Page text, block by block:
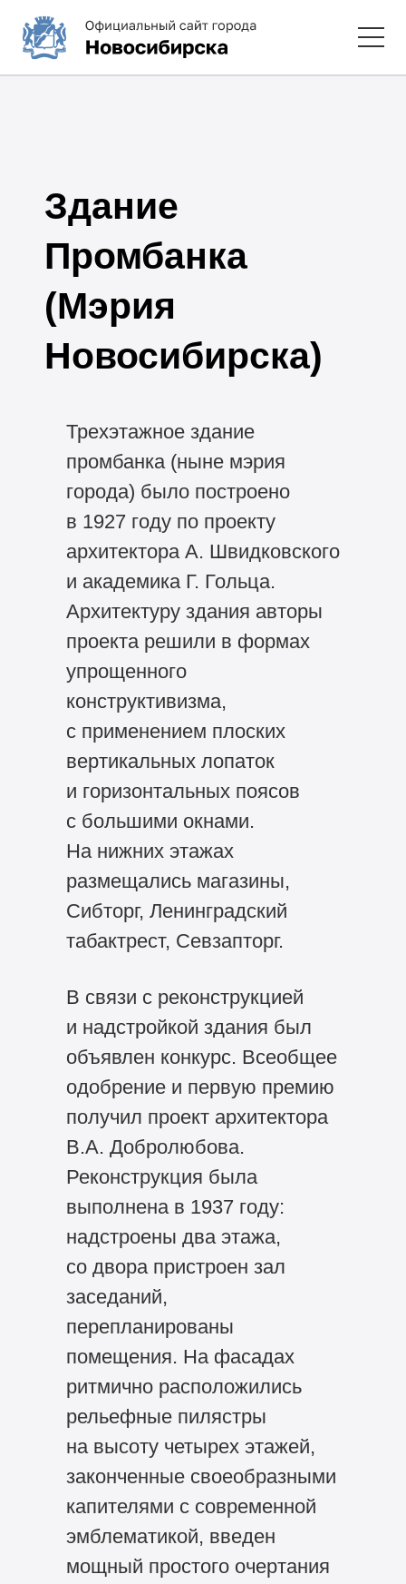
Здание
Промбанка
(Мэрия
Новосибирска)
Трехэтажное здание
промбанка (ныне мэрия
города) было построено
в 1927 году по проекту
архитектора А. Швидковского
и академика Г. Гольца.
Архитектуру здания авторы
проекта решили в формах
упрощенного
конструктивизма,
с применением плоских
вертикальных лопаток
и горизонтальных поясов
с большими окнами.
На нижних этажах
размещались магазины,
Сибторг, Ленинградский
табактрест, Севзапторг.
В связи с реконструкцией
и надстройкой здания был
объявлен конкурс. Всеобщее
одобрение и первую премию
получил проект архитектора
В.А. Добролюбова.
Реконструкция была
выполнена в 1937 году:
надстроены два этажа,
со двора пристроен зал
заседаний,
перепланированы
помещения. На фасадах
ритмично расположились
рельефные пилястры
на высоту четырех этажей,
законченные своеобразными
капителями с современной
эмблематикой, введен
мощный простого очертания